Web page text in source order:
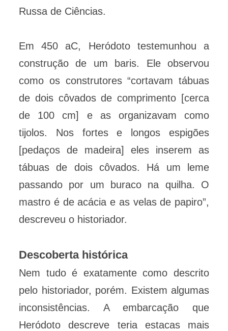
Russa de Ciências.
Em 450 aC, Heródoto testemunhou a
construção de um baris. Ele observou
como os construtores “cortavam tábuas
de dois côvados de comprimento [cerca
de 100 cm] e as organizavam como
tijolos. Nos fortes e longos espigões
[pedaços de madeira] eles inserem as
tábuas de dois côvados. Há um leme
passando por um buraco na quilha. O
mastro é de acácia e as velas de papiro”,
descreveu o historiador.
Descoberta histórica
Nem tudo é exatamente como descrito
pelo historiador, porém. Existem algumas
inconsistências. A embarcação que
Heródoto descreve teria estacas mais